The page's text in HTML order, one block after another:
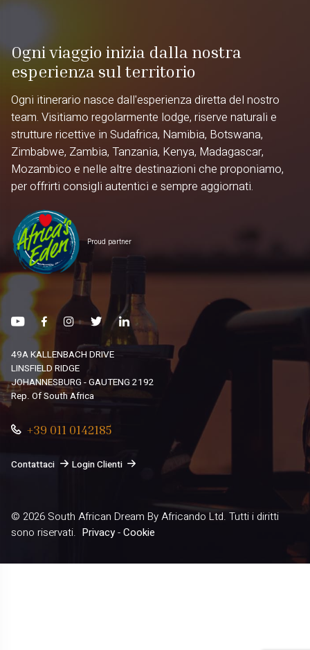
Ogni viaggio inizia dalla nostra
esperienza sul territorio
Ogni itinerario nasce dall'esperienza diretta del nostro
team. Visitiamo regolarmente lodge, riserve naturali e
strutture ricettive in Sudafrica, Namibia, Botswana,
Zimbabwe, Zambia, Tanzania, Kenya, Madagascar,
Mozambico e nelle altre destinazioni che proponiamo,
per offrirti consigli autentici e sempre aggiornati.
Proud partner
49A KALLENBACH DRIVE
LINSFIELD RIDGE
JOHANNESBURG - GAUTENG 2192
Rep. Of South Africa
+39 011 0142185
Contattaci Login Clienti
© 2026 South African Dream By Africando Ltd. Tutti i diritti
sono riservati. Privacy-Cookie